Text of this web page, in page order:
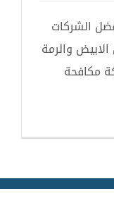
الشركات
والرمة
مكافحة